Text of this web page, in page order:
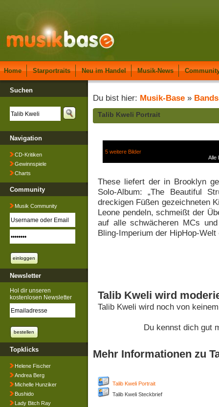
Home Starportraits Neu im Handel Musik-News
Suchen
Navigation
CD-Kritiken
Gewinnspiele
Charts
Community
Musik Community
Newsletter
Hol dir unseren
kostenlosen Newsletter
Topklicks
Helene Fischer
Andrea Berg
Michelle Hunziker
Bushido
Lady Bitch Ray
Du bist hier: Musik-Base » Bands
Talib Kweli Portrait
5 weitere Bilder
Alle
These liefert der in Brooklyn
Solo-Album: „The Beautiful
dreckigen Füßen gezeichneten
Leone pendeln, schmeißt der
auf alle schwächeren MCs
Bling-Imperium der HipHop-
Talib Kweli wird
Talib Kweli wird noch von
Du kennst dich gut
Mehr Informationen zu
Talib Kweli Portrait
Talib Kweli Steckbrief